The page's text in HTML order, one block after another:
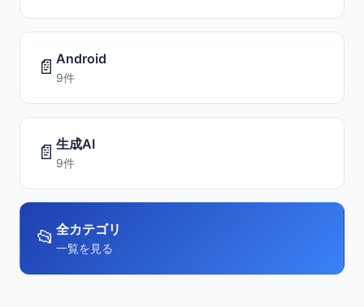
📄 Android
9件
📄 生成AI
9件
📂 全カテゴリ
一覧を見る